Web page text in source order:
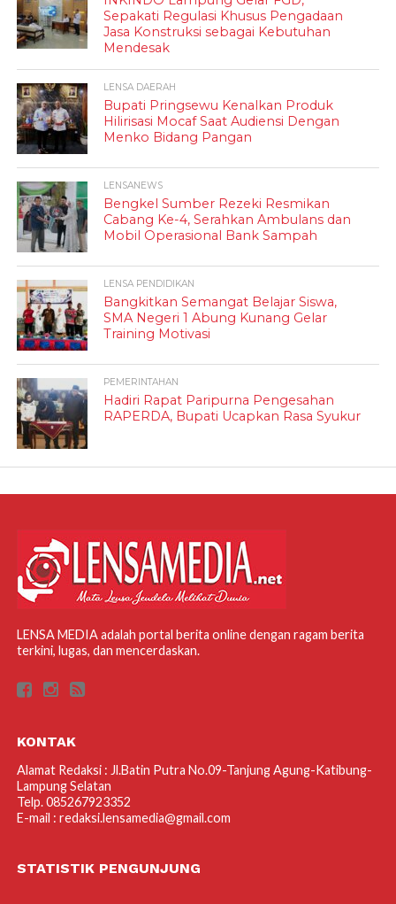
Sepakati Regulasi Khusus Pengadaan
Jasa Konstruksi sebagai Kebutuhan
Mendesak
LENSA DAERAH
Bupati Pringsewu Kenalkan Produk
Hilirisasi Mocaf Saat Audiensi Dengan
Menko Bidang Pangan
LENSANEWS
Bengkel Sumber Rezeki Resmikan
Cabang Ke-4, Serahkan Ambulans dan
Mobil Operasional Bank Sampah
LENSA PENDIDIKAN
Bangkitkan Semangat Belajar Siswa,
SMA Negeri 1 Abung Kunang Gelar
Training Motivasi
PEMERINTAHAN
Hadiri Rapat Paripurna Pengesahan
RAPERDA, Bupati Ucapkan Rasa Syukur
LENSA MEDIA adalah portal berita online dengan ragam berita
terkini, lugas, dan mencerdaskan.
KONTAK
Alamat Redaksi : Jl.Batin Putra No.09-Tanjung Agung-Katibung-
Lampung Selatan
Telp. 085267923352
E-mail : redaksi.lensamedia@gmail.com
STATISTIK PENGUNJUNG